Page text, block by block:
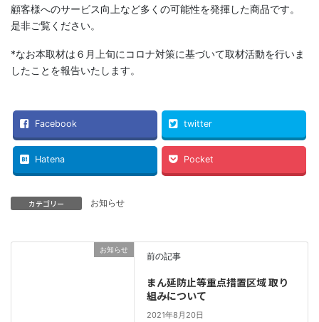
顧客様へのサービス向上など多くの可能性を発揮した商品です。
是非ご覧ください。
*なお本取材は６月上旬にコロナ対策に基づいて取材活動を行いま
したことを報告いたします。
Facebook twitter
Hatena Pocket
カテゴリー お知らせ
お知らせ
前の記事
まん延防止等重点措置区域 取り
組みについて
2021年8月20日